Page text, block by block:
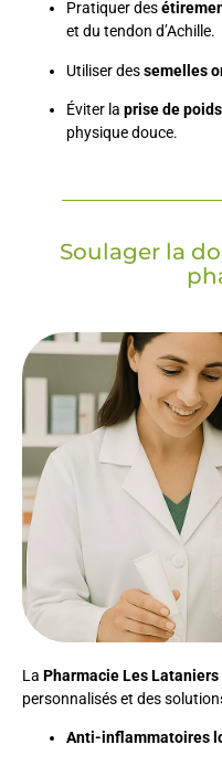
Pratiquer des
et du tendon d’Achille.
Utiliser dessemelles
Éviter la prise de
physique douce.
Soulager la
La Pharmacie Les Lataniers
personnalisés et des
Anti-inflammatoires